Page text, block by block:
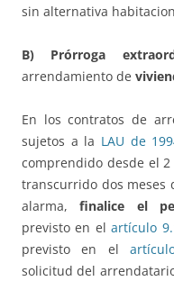
sin alternativa
B) Prórroga
arrendamiento de
En los contratos de
sujetos a la LAU de
comprendido desde el
transcurrido dos meses
alarma,finalice el
previsto en elartículo
previsto en el
solicitud del